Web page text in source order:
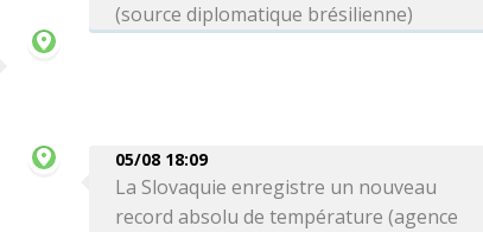
(source diplomatique brésilienne)
05/08 18:09
La Slovaquie enregistre un nouveau
record absolu de température (agence